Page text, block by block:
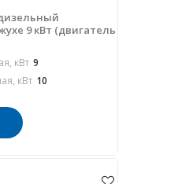
9 кВт (двигатель
кВт 9
кВт 10